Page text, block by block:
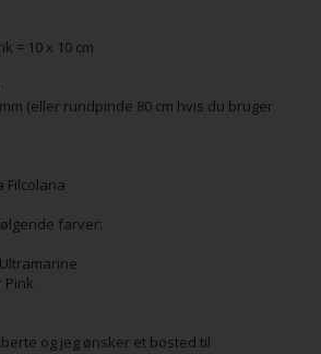
= 10 x 10 cm
(eller rundpinde 80 cm hvis du bruger
Filcolana
farver:
Pink
og jeg ønsker et bosted til